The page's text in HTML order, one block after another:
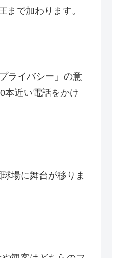
で加わります。
ライバシー」の意
本近い電話をかけ
場に舞台が移りま